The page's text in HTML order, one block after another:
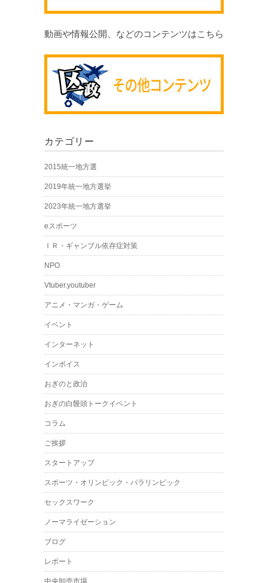
動画や情報公開、などのコンテンツはこちら
カテゴリー
2015統一地方選
2019年統一地方選挙
2023年統一地方選挙
eスポーツ
ＩＲ・ギャンブル依存症対策
NPO
Vtuber.youtuber
アニメ・マンガ・ゲーム
イベント
インターネット
インボイス
おぎのと政治
おぎの白饅頭トークイベント
コラム
ご挨拶
スタートアップ
スポーツ・オリンピック・パラリンピック
セックスワーク
ノーマライゼーション
ブログ
レポート
中央卸売市場